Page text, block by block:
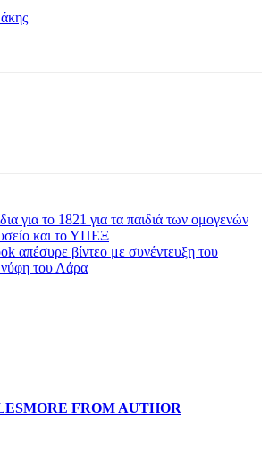
για το 1821 για τα παιδιά των ομογενών
και το ΥΠΕΞ
απέσυρε βίντεο με συνέντευξη του
του Λάρα
MORE FROM AUTHOR